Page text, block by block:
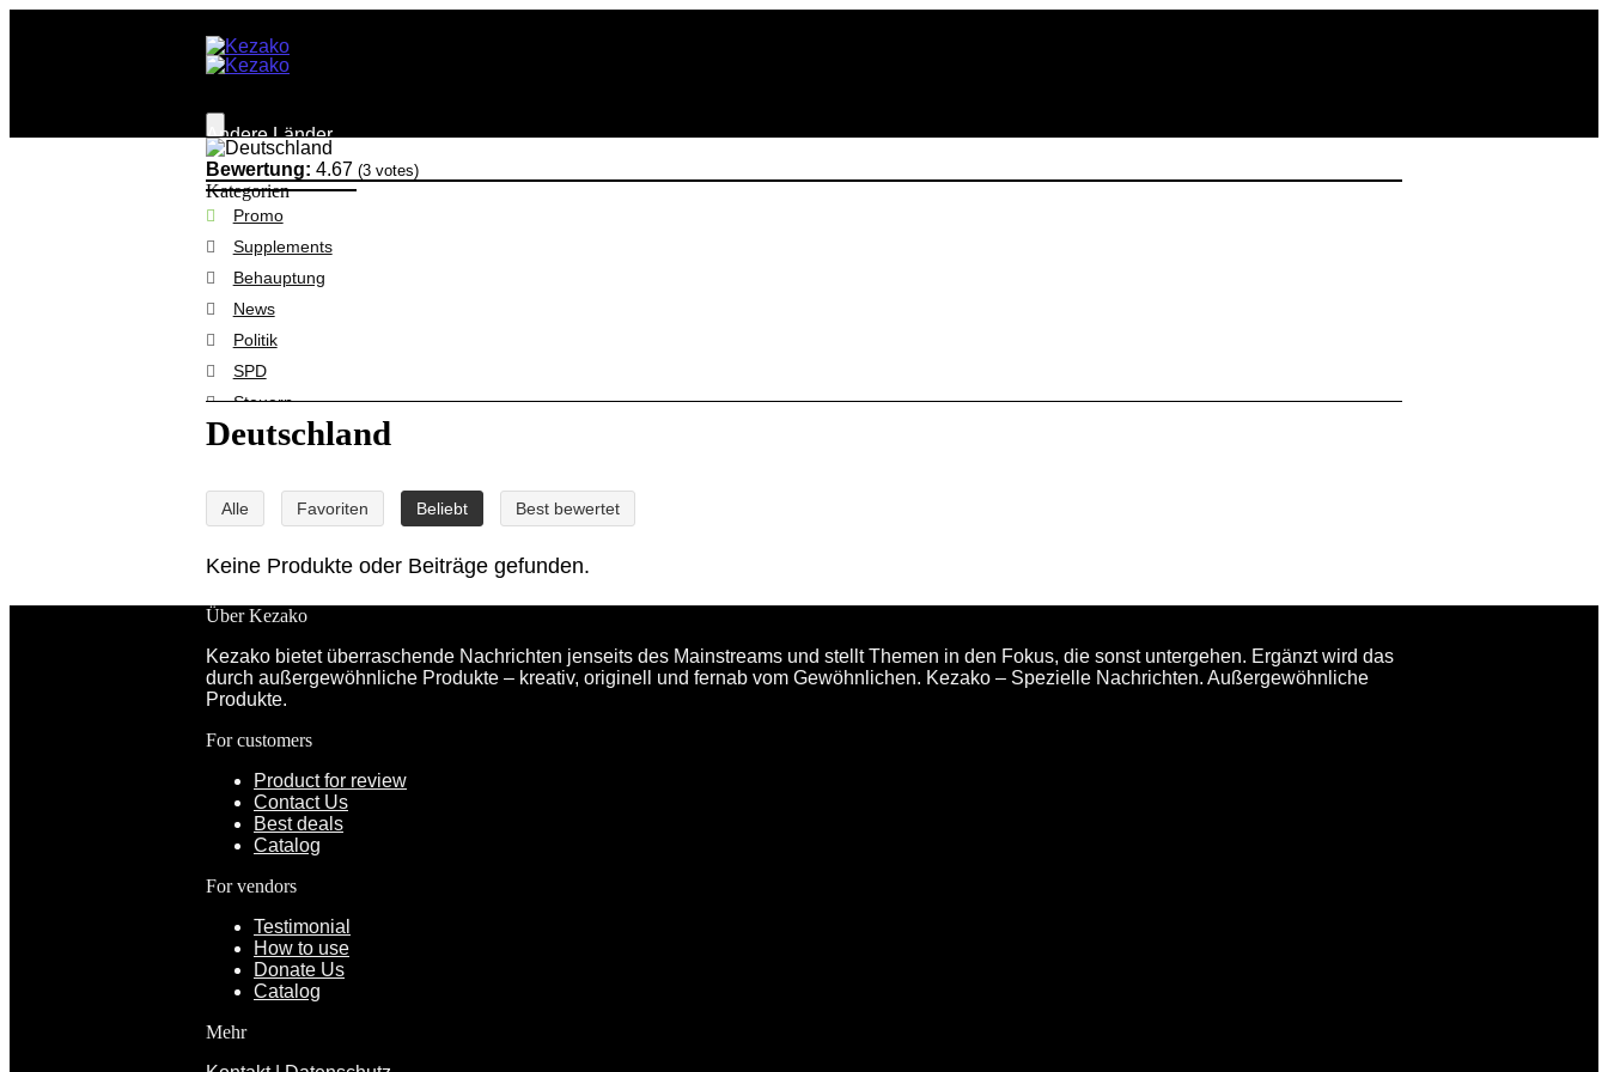
Andere Länder
Behauptungen
Steuern
Bewertung: 4.67 (3 votes)
Kategorien
Promo
Supplements
Behauptung
News
Politik
SPD
Steuern
Wissen
Deutschland
Alle Favoriten Beliebt Best bewertet
Keine Produkte oder Beiträge gefunden.
Über Kezako
Kezako bietet überraschende Nachrichten jenseits des Mainstreams und stellt Themen in den Fokus, die sonst untergehen. Ergänzt wird das
durch außergewöhnliche Produkte – kreativ, originell und fernab vom Gewöhnlichen. Kezako – Spezielle Nachrichten. Außergewöhnliche
Produkte.
For customers
Product for review
Contact Us
Best deals
Catalog
For vendors
Testimonial
How to use
Donate Us
Catalog
Mehr